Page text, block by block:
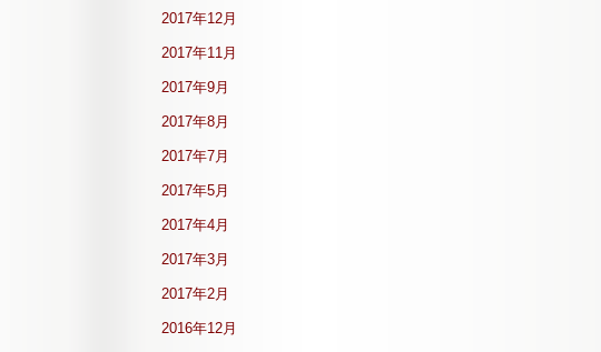
2017年12月
2017年11月
2017年9月
2017年8月
2017年7月
2017年5月
2017年4月
2017年3月
2017年2月
2016年12月